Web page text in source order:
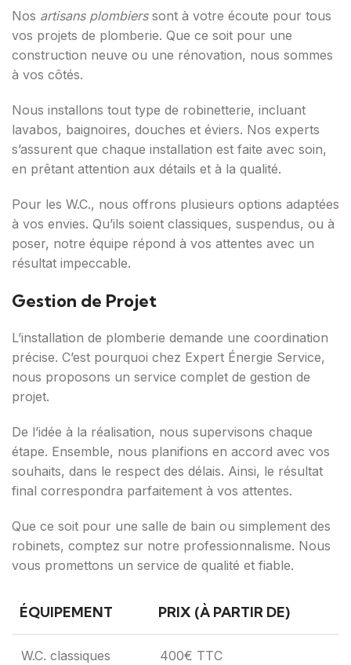
Nos artisans plombierssont à votre écoute pour tous
vos projets de plomberie. Que ce soit pour une
construction neuve ou une rénovation, nous sommes
à vos côtés.
Nous installons tout type de robinetterie, incluant
lavabos, baignoires, douches et éviers. Nos experts
s’assurent que chaque installation est faite avec soin,
en prêtant attention aux détails et à la qualité.
Pour les W.C., nous offrons plusieurs options adaptées
à vos envies. Qu’ils soient classiques, suspendus, ou à
poser, notre équipe répond à vos attentes avec un
résultat impeccable.
Gestion de Projet
L’installation de plomberie demande une coordination
précise. C’est pourquoi chez Expert Énergie Service,
nous proposons un service complet de gestion de
projet.
De l’idée à la réalisation, nous supervisons chaque
étape. Ensemble, nous planifions en accord avec vos
souhaits, dans le respect des délais. Ainsi, le résultat
final correspondra parfaitement à vos attentes.
Que ce soit pour une salle de bain ou simplement des
robinets, comptez sur notre professionnalisme. Nous
vous promettons un service de qualité et fiable.
ÉQUIPEMENT PRIX (À PARTIR DE)
W.C. classiques 400€ TTC